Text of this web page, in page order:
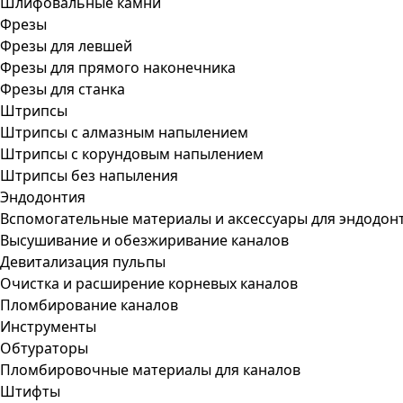
Фрезы
Фрезы для левшей
Фрезы для прямого наконечника
Фрезы для станка
Штрипсы
Штрипсы c алмазным напылением
Штрипсы c корундовым напылением
Штрипсы без напыления
Эндодонтия
Вспомогательные материалы и аксессуары для
Высушивание и обезжиривание каналов
Девитализация пульпы
Очистка и расширение корневых каналов
Пломбирование каналов
Инструменты
Обтураторы
Пломбировочные материалы для каналов
Штифты